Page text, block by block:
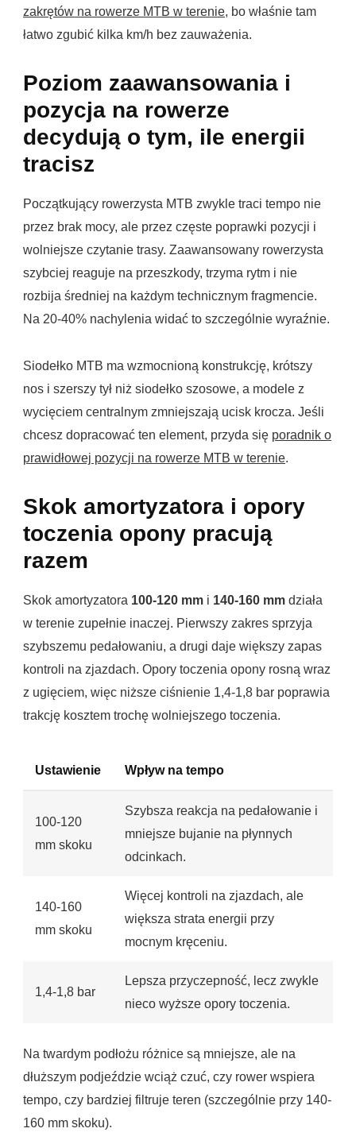
zakrętów na rowerze MTB w terenie, bo właśnie tam
łatwo zgubić kilka km/h bez zauważenia.
Poziom zaawansowania i
pozycja na rowerze
decydują o tym, ile energii
tracisz
Początkujący rowerzysta MTB zwykle traci tempo nie
przez brak mocy, ale przez częste poprawki pozycji i
wolniejsze czytanie trasy. Zaawansowany rowerzysta
szybciej reaguje na przeszkody, trzyma rytm i nie
rozbija średniej na każdym technicznym fragmencie.
Na 20-40% nachylenia widać to szczególnie wyraźnie.
Siodełko MTB ma wzmocnioną konstrukcję, krótszy
nos i szerszy tył niż siodełko szosowe, a modele z
wycięciem centralnym zmniejszają ucisk krocza. Jeśli
chcesz dopracować ten element, przyda się poradnik o
prawidłowej pozycji na rowerze MTB w terenie.
Skok amortyzatora i opory
toczenia opony pracują
razem
Skok amortyzatora 100-120 mm i 140-160 mm działa
w terenie zupełnie inaczej. Pierwszy zakres sprzyja
szybszemu pedałowaniu, a drugi daje większy zapas
kontroli na zjazdach. Opory toczenia opony rosną wraz
z ugięciem, więc niższe ciśnienie 1,4-1,8 bar poprawia
trakcję kosztem trochę wolniejszego toczenia.
Ustawienie Wpływ na tempo
100-120
mm skoku
Szybsza reakcja na pedałowanie i
mniejsze bujanie na płynnych
odcinkach.
140-160
mm skoku
Więcej kontroli na zjazdach, ale
większa strata energii przy
mocnym kręceniu.
1,4-1,8 bar
Lepsza przyczepność, lecz zwykle
nieco wyższe opory toczenia.
Na twardym podłożu różnice są mniejsze, ale na
dłuższym podjeździe wciąż czuć, czy rower wspiera
tempo, czy bardziej filtruje teren (szczególnie przy 140-
160 mm skoku).